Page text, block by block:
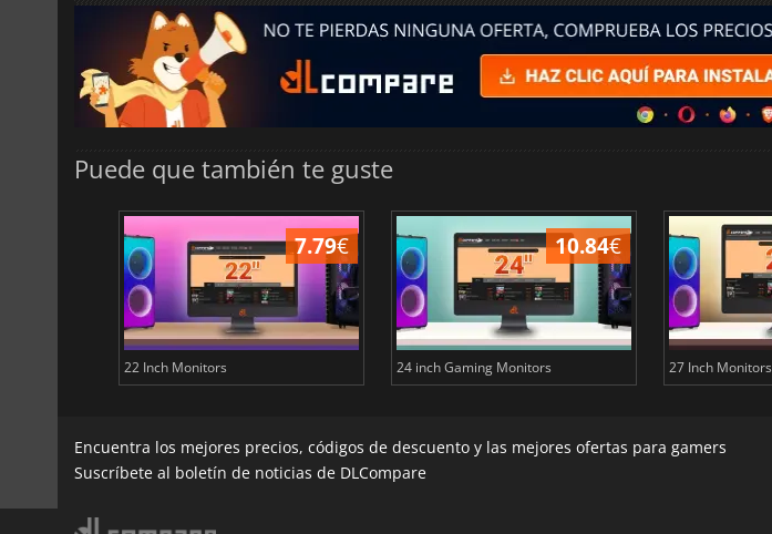
Puede que también te guste
7.79€
22 Inch Monitors
10.84€
24 inch Gaming Monitors 27 Inch Monitors
Encuentra los mejores precios, códigos de descuento y las mejores ofertas para gamers
Suscríbete al boletín de noticias de DLCompare